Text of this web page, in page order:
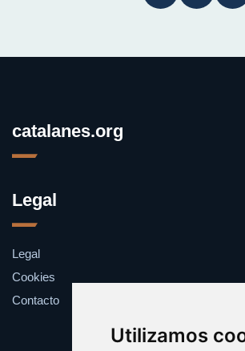
Utilizamos
catalanes.org
Legal
Legal
Cookies
Contacto